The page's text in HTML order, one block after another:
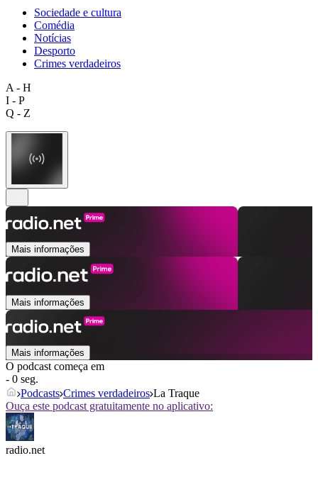
Sociedade e cultura
Comédia
Notícias
Desporto
Crimes verdadeiros
A - H
I - P
Q - Z
Mais informações
Mais informações
Mais informações
O podcast começa em
- 0 seg.
Podcasts Crimes verdadeiros La Traque
Ouça este podcast gratuitamente no aplicativo:
radio.net